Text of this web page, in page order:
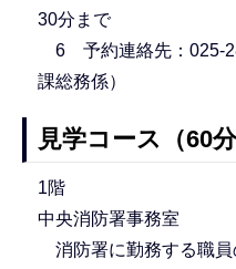
30分まで
6 予約連絡先：025-
課総務係）
見学コース（60分
1階
中央消防署事務室
消防署に勤務する職員